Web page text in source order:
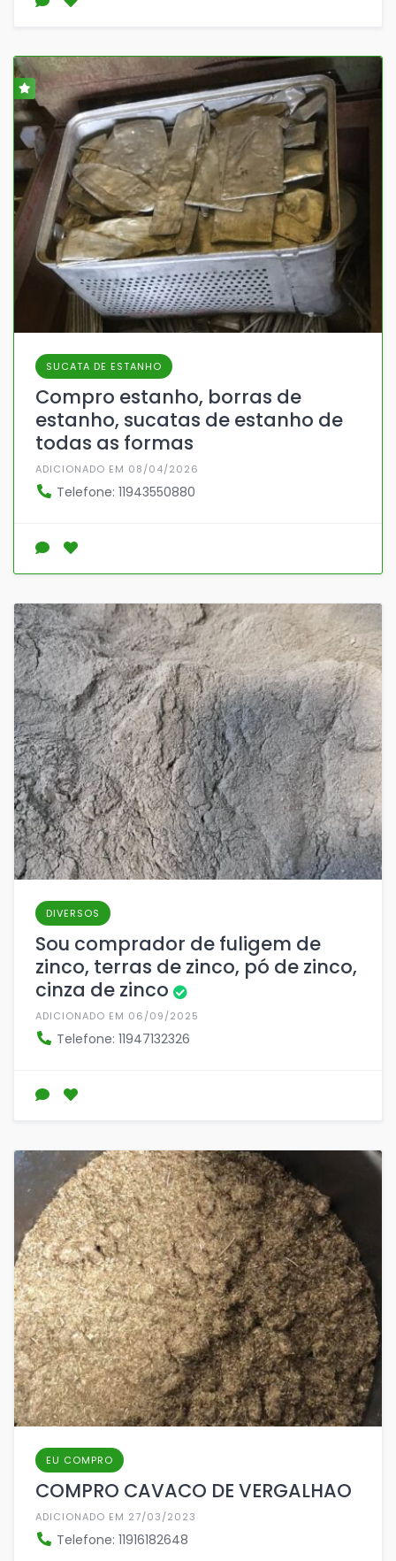
SUCATA DE ESTANHO
Compro estanho, borras de
estanho, sucatas de estanho de
todas as formas
ADICIONADO EM 08/04/2026
Telefone: 11943550880
DIVERSOS
Sou comprador de fuligem de
zinco, terras de zinco, pó de zinco,
cinza de zinco
ADICIONADO EM 06/09/2025
Telefone: 11947132326
EU COMPRO
COMPRO CAVACO DE VERGALHAO
ADICIONADO EM 27/03/2023
Telefone: 11916182648